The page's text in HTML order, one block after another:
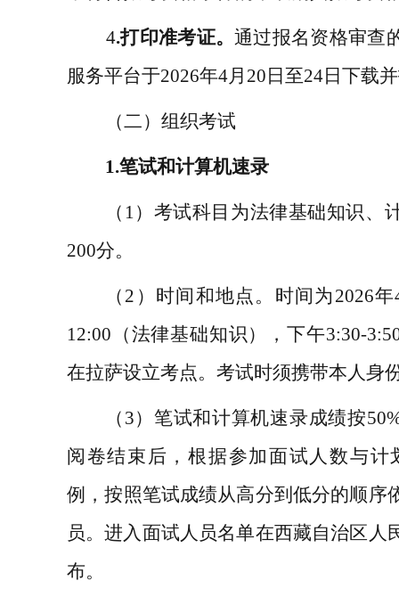
4.打印准考证。通过报名资格审查
服务平台于2026年4月 20 日至24日下载
（二）组织考试
1.笔试和计算机速录
（ 1 ） 考试科目 为法律基础知识 、
200分。
（ 2 ） 时间和地点。时间为 2026年
12:00 （法律基础知识），下午3:30-
在拉萨设立考点。考试时须携带本人身
（ 3）笔试和计算机速录成绩按
阅卷结束后，根据参加面试人数与计
例 ，按照笔试成绩从高分到低分的顺序
员。进入面试人员名单在西藏自治区人
布。